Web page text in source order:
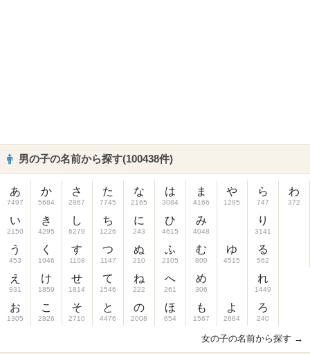
男の子の名前から探す(100438件)
あ
7497
い
2150
う
453
え
931
お
1305
か
5684
き
4295
く
1046
け
1859
こ
2826
さ
2867
し
6279
す
1108
せ
1814
そ
2710
た
7745
ち
1226
つ
1147
て
1546
と
4476
な
2165
に
243
ぬ
210
ね
222
の
2008
は
3084
ひ
4615
ふ
2105
へ
261
ほ
654
ま
4166
み
4048
む
800
め
306
も
1567
や
1295
ゆ
4515
よ
2684
ら
747
り
3141
る
562
れ
1449
ろ
240
わ
372
女の子の名前から探す →